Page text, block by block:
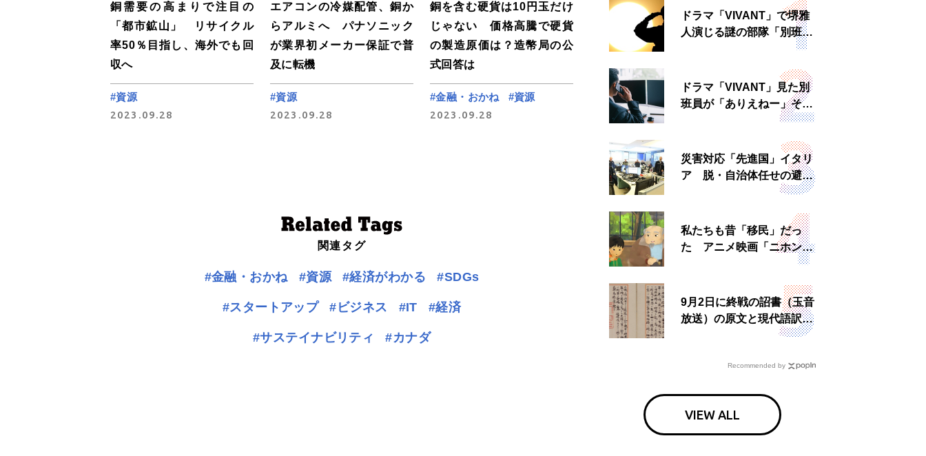
銅需要の高まりで注目の
「都市鉱山」 リサイクル
率50％目指し、海外でも回
収へ
#資源
2023.09.28
エアコンの冷媒配管、銅か
らアルミへ パナソニック
が業界初メーカー保証で普
及に転機
#資源
2023.09.28
銅を含む硬貨は10円玉だけ
じゃない 価格高騰で硬貨
の製造原価は？造幣局の公
式回答は
#金融・おかね
#資源
2023.09.28
関連タグ
#金融・おかね #資源 #経済がわかる #SDGs
#スタートアップ #ビジネス #IT #経済
#サステイナビリティ #カナダ
ドラマ「VIVANT」で堺雅
人演じる謎の部隊「別班」
は実在する？内情知る人物
ドラマ「VIVANT」見た別
班員が「ありえねー」その
理由とは 非公然組織ゆえ
災害対応「先進国」イタリ
ア 脱・自治体任せの避難
所運営、被災者への温かい
私たちも昔「移民」だっ
た アニメ映画「ニホンジ
9月2日に終戦の詔書（玉音
放送）の原文と現代語訳を
読む もう一つの「終戦の
Recommended by
VIEW ALL